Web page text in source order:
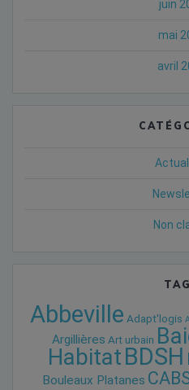
juin
mai
avril
Non
Abbeville Adapt'logis
Argillières Art urbain
HabitatBDSH
Bouleaux Platanes